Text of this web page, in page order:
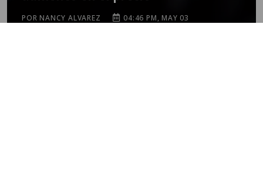
POR NANCY ALVAREZ 04:46 PM, MAY 03